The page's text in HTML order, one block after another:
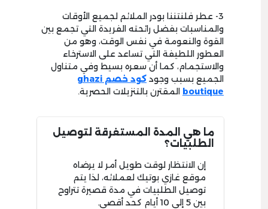
3- عطر فلنتننا بودر الملائم لجميع الأوقات
والمناسبات بفضل رائحته الفريدة التي تجمع بين
القوة والنعومة في نفس الوقت، وهو من
العطور اللطيفة التي تساعد على الاسترخاء
والاستجمام، كما أن سعره بسيط وفي متناول
الجميع بسبب وجود كود خصم ghazi
boutique المقترن بالتنزيلات الحصرية.
ما هي المدة المستغرقة لتوصيل
الطلبيات؟
إن الانتظار لوقت طويل أمر لا يرضاه
موقع غازي بوتيك لعملائه، لذا يتم
توصيل الطلبيات في مدة قصيرة تتراوح
بين 5 إلى 10 أيام كحد أقصى.